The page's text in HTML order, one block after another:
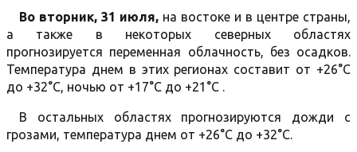
Во вторник, 31 июля, на востоке и в центре страны,
а также в некоторых северных областях
прогнозируется переменная облачность, без осадков.
Температура днем в этих регионах составит от +26°C
до +32°C, ночью от +17°C до +21°C .
В остальных областях прогнозируются дожди с
грозами, температура днем от +26°C до +32°C.